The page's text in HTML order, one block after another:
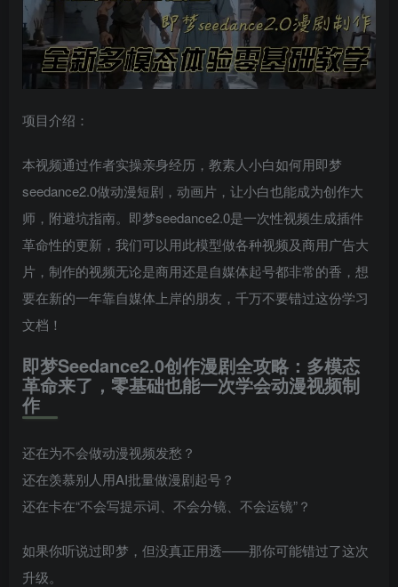
项目介绍：
本视频通过作者实操亲身经历，教素人小白如何用即梦
seedance2.0做动漫短剧，动画片，让小白也能成为创作大
师，附避坑指南。即梦seedance2.0是一次性视频生成插件
革命性的更新，我们可以用此模型做各种视频及商用广告大
片，制作的视频无论是商用还是自媒体起号都非常的香，想
要在新的一年靠自媒体上岸的朋友，千万不要错过这份学习
文档！
即梦Seedance2.0创作漫剧全攻略：多模态
革命来了，零基础也能一次学会动漫视频制
作
还在为不会做动漫视频发愁？
还在羡慕别人用AI批量做漫剧起号？
还在卡在“不会写提示词、不会分镜、不会运镜”？
如果你听说过即梦，但没真正用透——那你可能错过了这次
升级。